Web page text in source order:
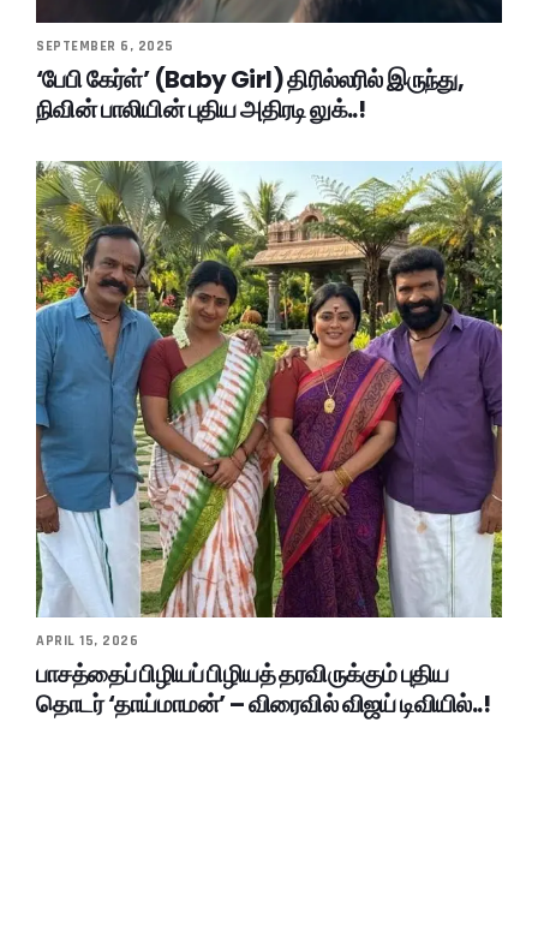
SEPTEMBER 6, 2025
‘பேபி கேர்ள்’ (Baby Girl) திரில்லரில் இருந்து,
நிவின் பாலியின் புதிய அதிரடி லுக்..!
APRIL 15, 2026
பாசத்தைப் பிழியப் பிழியத் தரவிருக்கும் புதிய
தொடர் ‘தாய்மாமன்’ – விரைவில் விஜய் டிவியில்..!